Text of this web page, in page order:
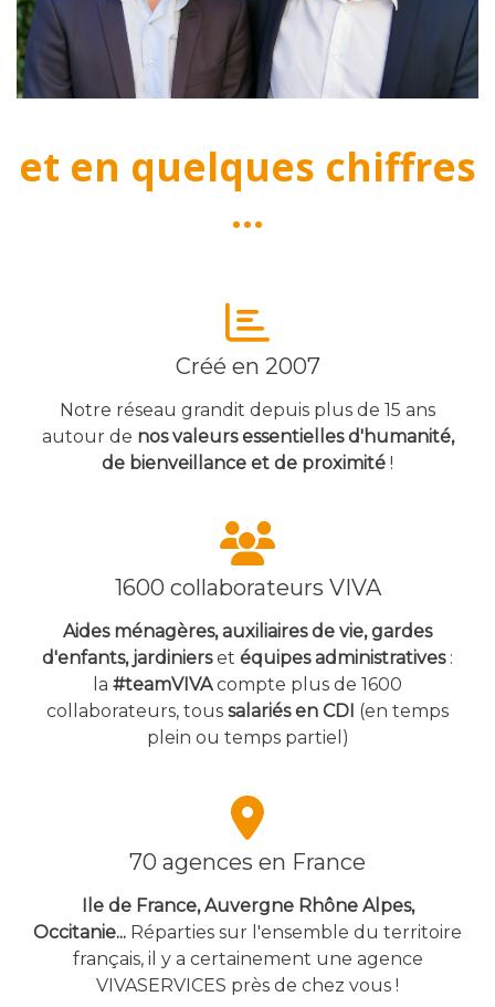
et en quelques chiffres
...
Créé en 2007
Notre réseau grandit depuis plus de 15 ans
autour de nos valeurs essentielles d'humanité,
de bienveillance et de proximité !
1600 collaborateurs VIVA
Aides ménagères, auxiliaires de vie, gardes
d'enfants, jardinierset équipes administratives :
la #teamVIVAcompte plus de 1600
collaborateurs, tous salariés en CDI (en temps
plein ou temps partiel)
70 agences en France
Ile de France, Auvergne Rhône Alpes,
Occitanie... Réparties sur l'ensemble du territoire
français, il y a certainement une agence
VIVASERVICES près de chez vous !